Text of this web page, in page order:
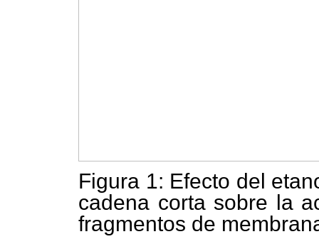
Figura 1: Efecto del
cadena corta sobre la
fragmentos de